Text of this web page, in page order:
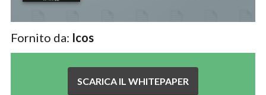
Fornito da: Icos
SCARICA IL WHITEPAPER